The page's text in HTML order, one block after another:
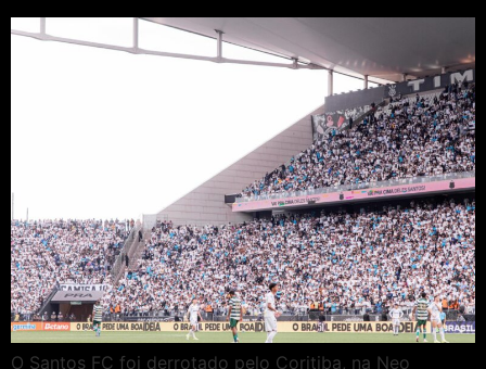
O Santos FC foi derrotado pelo Coritiba, na Neo